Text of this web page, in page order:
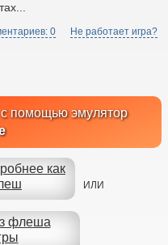
0 Не работает игра?
с помощью эмулятор
как
ИЛИ
флеша